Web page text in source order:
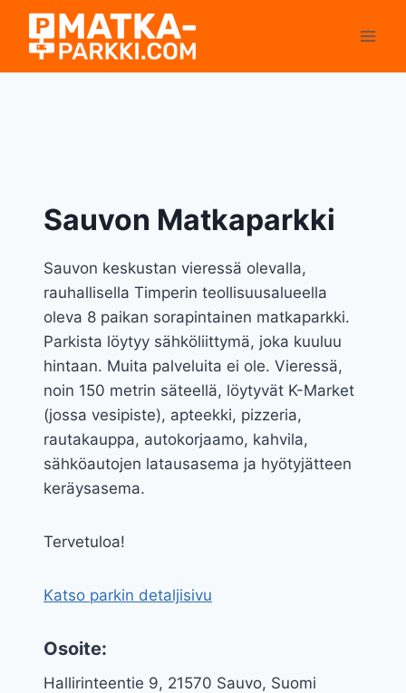
Siirry
sisältöön
Sauvon Matkaparkki
Sauvon keskustan vieressä olevalla,
rauhallisella Timperin teollisuusalueella
oleva 8 paikan sorapintainen matkaparkki.
Parkista löytyy sähköliittymä, joka kuuluu
hintaan. Muita palveluita ei ole. Vieressä,
noin 150 metrin säteellä, löytyvät K-Market
(jossa vesipiste), apteekki, pizzeria,
rautakauppa, autokorjaamo, kahvila,
sähköautojen latausasema ja hyötyjätteen
keräysasema.
Tervetuloa!
Katso parkin detaljisivu
Osoite:
Hallirinteentie 9, 21570 Sauvo, Suomi